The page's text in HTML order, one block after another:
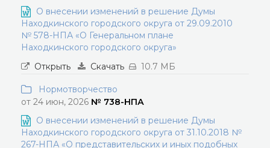
О внесении изменений в решение Думы
Находкинского городского округа от 29.09.2010
№ 578-НПА «О Генеральном плане
Находкинского городского округа»
Открыть
Скачать 10.7 МБ
Нормотворчество
от 24 июн, 2026 № 738-НПА
О внесении изменений в решение Думы
Находкинского городского округа от 31.10.2018 №
267-НПА «О представительских и иных подобных